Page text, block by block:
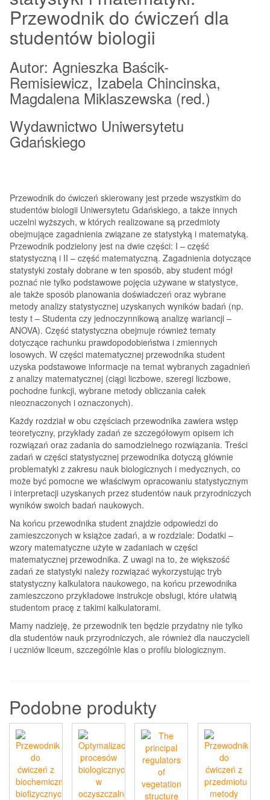
Przewodnik do ćwiczeń dla
studentów biologii
Autor: Agnieszka Baścik-
Remisiewicz, Izabela Chincinska,
Magdalena Miklaszewska (red.)
Wydawnictwo Uniwersytetu
Gdańskiego
Przewodnik do ćwiczeń skierowany jest przede wszystkim do
studentów biologii Uniwersytetu Gdańskiego, a także innych
uczelni wyższych, w których realizowane są przedmioty
obejmujące zagadnienia związane ze statystyką i matematyką.
Przewodnik podzielony jest na dwie części: I – część
statystyczną i II – część matematyczną. Zagadnienia dotyczące
statystyki zostały dobrane w ten sposób, aby student mógł
poznać nie tylko podstawowe pojęcia używane w statystyce,
ale także sposób planowania doświadczeń oraz wybrane
metody analizy statystycznej uzyskanych wyników badań (np.
testy t – Studenta czy jednoczynnikową analizę wariancji –
ANOVA). Część statystyczna obejmuje również tematy
dotyczące rachunku prawdopodobieństwa i zmiennych
losowych. W części matematycznej przewodnika student
uzyska podstawowe informacje na temat wybranych zagadnień
z analizy matematycznej (ciągi liczbowe, szeregi liczbowe,
pochodne funkcji, wybrane metody obliczania całek
nieoznaczonych i oznaczonych).
Każdy rozdział w obu częściach przewodnika zawiera wstęp
teoretyczny, przykłady zadań ze szczegółowym opisem ich
rozwiązań oraz zadania do samodzielnego rozwiązania. Treści
zadań w części statystycznej przewodnika dotyczą głównie
problematyki z zakresu nauk biologicznych i medycznych, co
może być pomocne we właściwym opracowaniu statystycznym
i interpretacji uzyskanych przez studentów nauk przyrodniczych
wyników swoich badań naukowych.
Na końcu przewodnika student znajdzie odpowiedzi do
zamieszczonych w książce zadań, a w rozdziale: Dodatki –
wzory matematyczne użyte w zadaniach w części
matematycznej przewodnika. Z uwagi na to, że większość
zadań ze statystyki należy rozwiązać wykorzystując tryb
statystyczny kalkulatora naukowego, na końcu przewodnika
zamieszczono przykładowe instrukcje obsługi, które ułatwią
studentom pracę z takimi kalkulatorami.
Mamy nadzieję, że przewodnik ten będzie przydatny nie tylko
dla studentów nauk przyrodniczych, ale również dla nauczycieli
i uczniów liceum, szczególnie klas o profilu biologicznym.
Podobne produkty